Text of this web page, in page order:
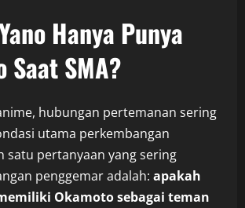
Hanya Punya
Saat SMA?
hubungan pertemanan sering
utama perkembangan
satu pertanyaan yang sering
penggemar adalah: apakah
Okamoto sebagai teman